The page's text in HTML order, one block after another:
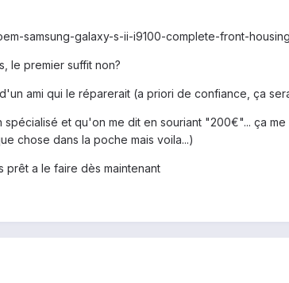
samsung-galaxy-s-ii-i9100-complete-front-
le premier suffit non?
ami qui le réparerait (a priori de confiance, ça
spécialisé et qu'on me dit en souriant "200€"... ça
chose dans la poche mais voila...)
prêt a le faire dès maintenant